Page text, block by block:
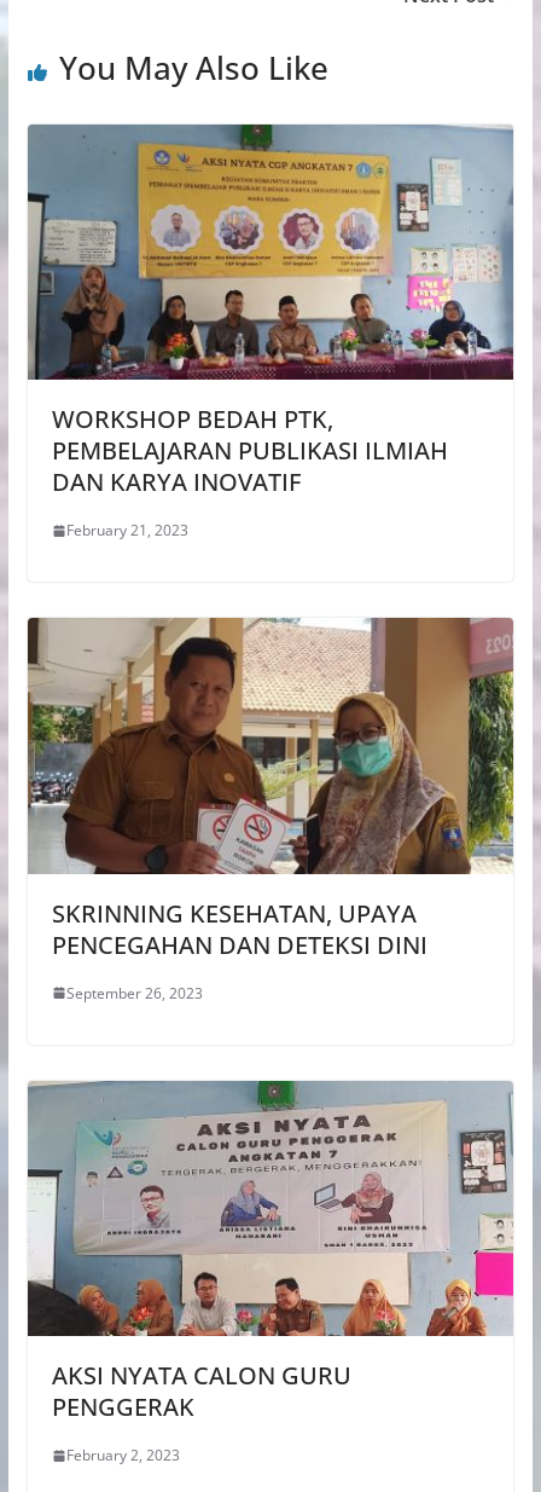
You May Also Like
WORKSHOP BEDAH PTK,
PEMBELAJARAN PUBLIKASI ILMIAH
DAN KARYA INOVATIF
February 21, 2023
SKRINNING KESEHATAN, UPAYA
PENCEGAHAN DAN DETEKSI DINI
September 26, 2023
AKSI NYATA CALON GURU
PENGGERAK
February 2, 2023